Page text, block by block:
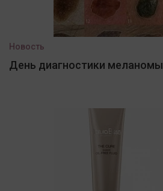
Новость
День диагностики меланомы